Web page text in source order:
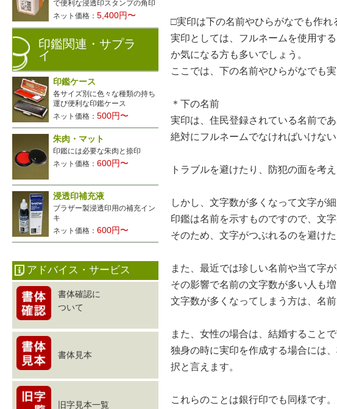
□実印は下の名前やひらがなでも作れ
実印としては、フルネームを使用す
か気になる方も多いでしょう。
ここでは、下の名前やひらがなでも
＊下の名前
実印は、住民登録されている名前で
絶対にフルネームでなければいけな
トラブルを避けたり、防犯の面を考
しかし、文字数が多くなって文字が
印鑑は名前を示すものですので、文
そのため、文字がつぶれるのを避け
また、最近では珍しい名前や当て字
その影響で名前の文字数が多い人も
文字数が多くなってしまう方は、名
また、女性の場合は、結婚すること
独身の時に実印を作成する場合には
択と言えます。
これらのことは銀行印でも同様です。
で便利な浸透印スタンプの角印
ネット価格：5,400円〜
印鑑関連・サプラ
イ
印鑑ケース
各サイズ別に色々な種類の持ち
運び便利な印鑑ケース
ネット価格：500円〜
朱肉・マット
印鑑には必要な朱肉と捺印
ネット価格：600円〜
浸透印補充液
ブラザー製浸透印用の補充イン
キ
ネット価格：600円〜
アドバイス・サービス
書体確認に
ついて
書体見本
旧字見本一覧